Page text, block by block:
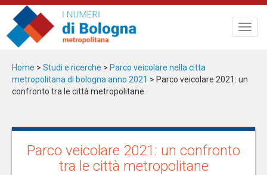
Salta
contenuto
principale
Home > Studi e ricerche > Parco veicolare nella citta
metropolitana di bologna anno 2021 > Parco veicolare 2021: un
confronto tra le città metropolitane
Parco veicolare 2021: un confronto
tra le città metropolitane